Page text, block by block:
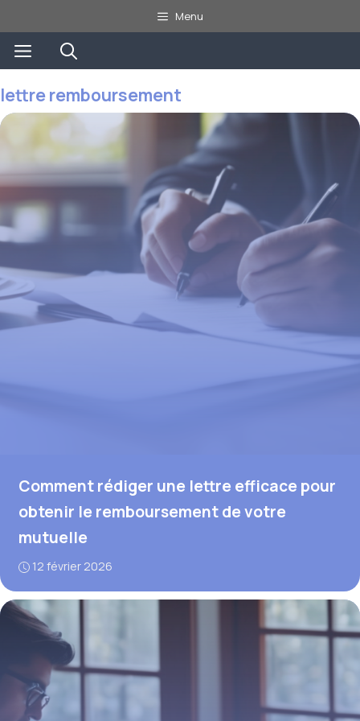
au
contenu
Menu
Menu
lettre remboursement
Comment rédiger une lettre efficace pour
obtenir le remboursement de votre
mutuelle
12 février 2026